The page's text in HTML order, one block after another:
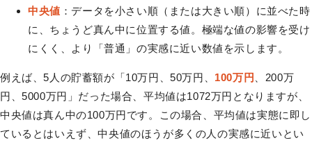
中央値 ：データを小さい順（または大きい順）に並べた時
に、ちょうど真ん中に位置する値。極端な値の影響を受け
にくく、より「普通」の実感に近い数値を示します。
例えば、5人の貯蓄額が「10万円、50万円、 100万円
、200万
円、5000万円」だった場合、平均値は1072万円となりますが、
中央値は真ん中の100万円です。この場合、平均値は実態に即し
ているとはいえず、中央値のほうが多くの人の実感に近いとい